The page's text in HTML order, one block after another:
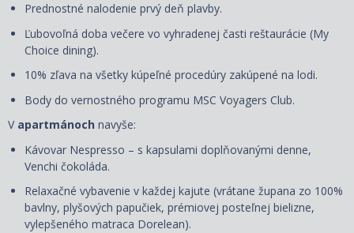
Prednostné nalodenie prvý deň plavby.
Ľubovoľná doba večere vo vyhradenej časti reštaurácie (My
Choice dining).
10% zľava na všetky kúpeľné procedúry zakúpené na lodi.
Body do vernostného programu MSC Voyagers Club.
V apartmánoch navyše:
Kávovar Nespresso – s kapsulami doplňovanými denne,
Venchi čokoláda.
Relaxačné vybavenie v každej kajute (vrátane župana zo 100%
bavlny, plyšových papučiek, prémiovej posteľnej bielizne,
vylepšeného matraca Dorelean).